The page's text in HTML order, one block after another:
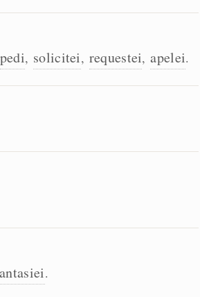
pedi, solicitei, requestei, apelei.
.